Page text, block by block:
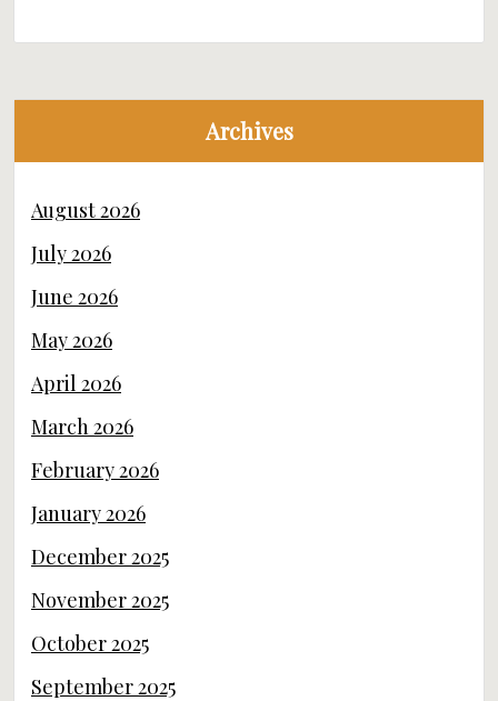
Archives
August 2026
July 2026
June 2026
May 2026
April 2026
March 2026
February 2026
January 2026
December 2025
November 2025
October 2025
September 2025